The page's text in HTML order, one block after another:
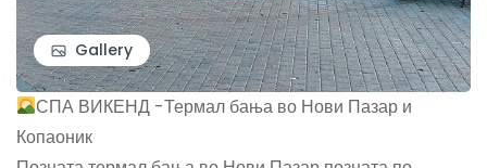
Gallery
СПА ВИКЕНД -Термал бања во Нови Пазар и
Копаоник